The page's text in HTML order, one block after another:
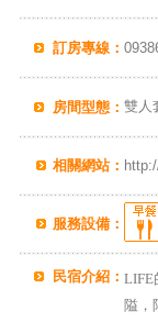
訂房專線：
房間型態： 雙人
相關網站：
服務設備：
民宿介紹： LIFE
隘，